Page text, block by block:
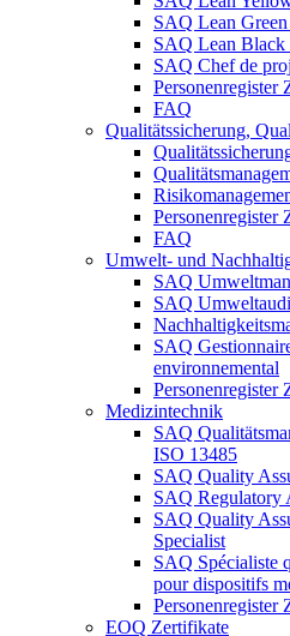
SAQ Lean
SAQ Lean
SAQ Chef de
Personenregister
FAQ
Qualitätssicherung,
Personenregister
FAQ
Umwelt- und
SAQ
SAQ
SAQ
environnemental
Personenregister
Medizintechnik
SAQ
ISO 13485
SAQ Quality
SAQ Regulatory
SAQ Quality
Specialist
SAQ Spécialiste
pour dispositifs
Personenregister
EOQ Zertifikate